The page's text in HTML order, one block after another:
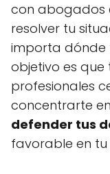
con abogados
resolver tu
importa dónde
objetivo es
profesionales
concentrarte
defender tus
favorable en tu